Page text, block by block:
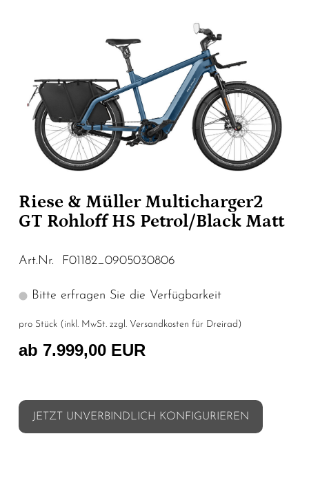
Riese & Müller Multicharger2
GT Rohloff HS Petrol/Black Matt
Art.Nr. F01182_0905030806
Bitte erfragen Sie die Verfügbarkeit
pro Stück (inkl. MwSt. zzgl. Versandkosten für Dreirad )
ab 7.999,00 EUR
JETZT UNVERBINDLICH KONFIGURIEREN